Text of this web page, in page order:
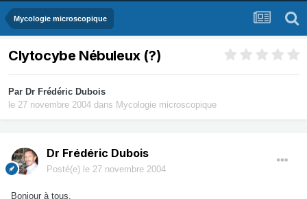
Mycologie microscopique
Clytocybe Nébuleux (?)
Par Dr Frédéric Dubois
le 27 novembre 2004 dans Mycologie microscopique
Dr Frédéric Dubois
Posté(e) le 27 novembre 2004
Bonjour à tous,